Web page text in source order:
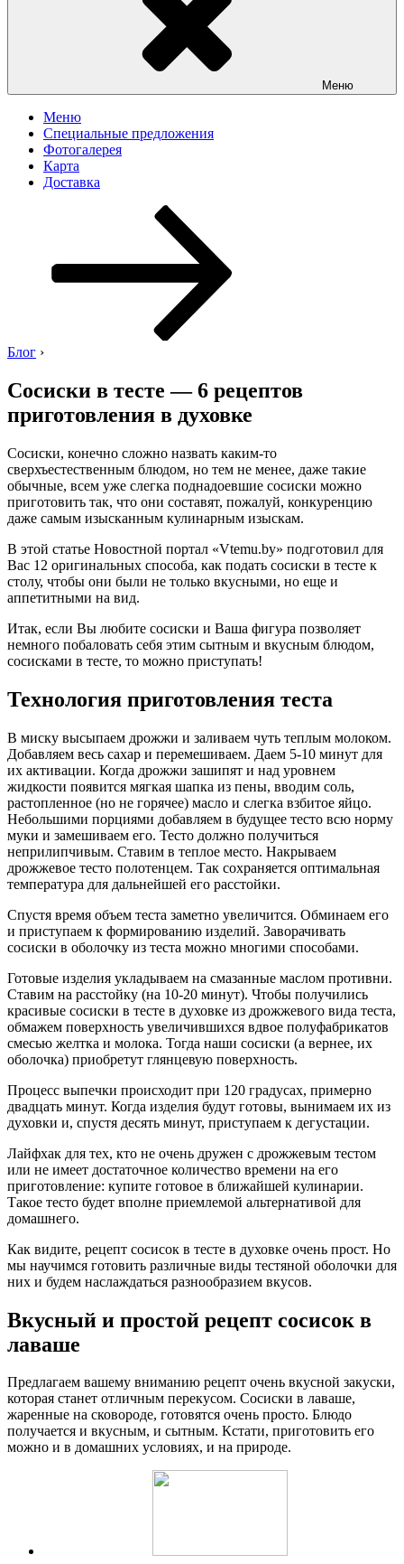
Меню
Меню
Специальные предложения
Фотогалерея
Карта
Доставка
Блог ›
Сосиски в тесте — 6 рецептов
приготовления в духовке
Сосиски, конечно сложно назвать каким-то
сверхъестественным блюдом, но тем не менее, даже такие
обычные, всем уже слегка поднадоевшие сосиски можно
приготовить так, что они составят, пожалуй, конкуренцию
даже самым изысканным кулинарным изыскам.
В этой статье Новостной портал «Vtemu.by» подготовил для
Вас 12 оригинальных способа, как подать сосиски в тесте к
столу, чтобы они были не только вкусными, но еще и
аппетитными на вид.
Итак, если Вы любите сосиски и Ваша фигура позволяет
немного побаловать себя этим сытным и вкусным блюдом,
сосисками в тесте, то можно приступать!
Технология приготовления теста
В миску высыпаем дрожжи и заливаем чуть теплым молоком.
Добавляем весь сахар и перемешиваем. Даем 5-10 минут для
их активации. Когда дрожжи зашипят и над уровнем
жидкости появится мягкая шапка из пены, вводим соль,
растопленное (но не горячее) масло и слегка взбитое яйцо.
Небольшими порциями добавляем в будущее тесто всю норму
муки и замешиваем его. Тесто должно получиться
неприлипчивым. Ставим в теплое место. Накрываем
дрожжевое тесто полотенцем. Так сохраняется оптимальная
температура для дальнейшей его расстойки.
Спустя время объем теста заметно увеличится. Обминаем его
и приступаем к формированию изделий. Заворачивать
сосиски в оболочку из теста можно многими способами.
Готовые изделия укладываем на смазанные маслом противни.
Ставим на расстойку (на 10-20 минут). Чтобы получились
красивые сосиски в тесте в духовке из дрожжевого вида теста,
обмажем поверхность увеличившихся вдвое полуфабрикатов
смесью желтка и молока. Тогда наши сосиски (а вернее, их
оболочка) приобретут глянцевую поверхность.
Процесс выпечки происходит при 120 градусах, примерно
двадцать минут. Когда изделия будут готовы, вынимаем их из
духовки и, спустя десять минут, приступаем к дегустации.
Лайфхак для тех, кто не очень дружен с дрожжевым тестом
или не имеет достаточное количество времени на его
приготовление: купите готовое в ближайшей кулинарии.
Такое тесто будет вполне приемлемой альтернативой для
домашнего.
Как видите, рецепт сосисок в тесте в духовке очень прост. Но
мы научимся готовить различные виды тестяной оболочки для
них и будем наслаждаться разнообразием вкусов.
Вкусный и простой рецепт сосисок в
лаваше
Предлагаем вашему вниманию рецепт очень вкусной закуски,
которая станет отличным перекусом. Сосиски в лаваше,
жаренные на сковороде, готовятся очень просто. Блюдо
получается и вкусным, и сытным. Кстати, приготовить его
можно и в домашних условиях, и на природе.